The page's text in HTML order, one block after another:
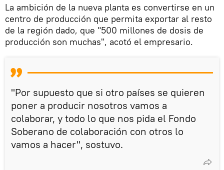
La ambición de la nueva planta es convertirse en un
centro de producción que permita exportar al resto
de la región dado, que "500 millones de dosis de
producción son muchas", acotó el empresario.
"Por supuesto que si otro países se quieren
poner a producir nosotros vamos a
colaborar, y todo lo que nos pida el Fondo
Soberano de colaboración con otros lo
vamos a hacer", sostuvo.